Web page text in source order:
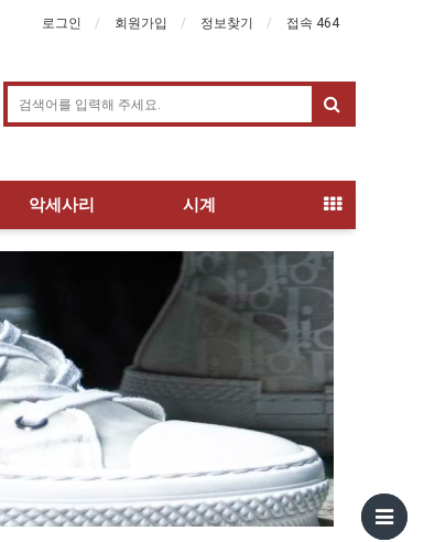
로그인 회원가입 정보찾기 접속 464
악세사리 시계